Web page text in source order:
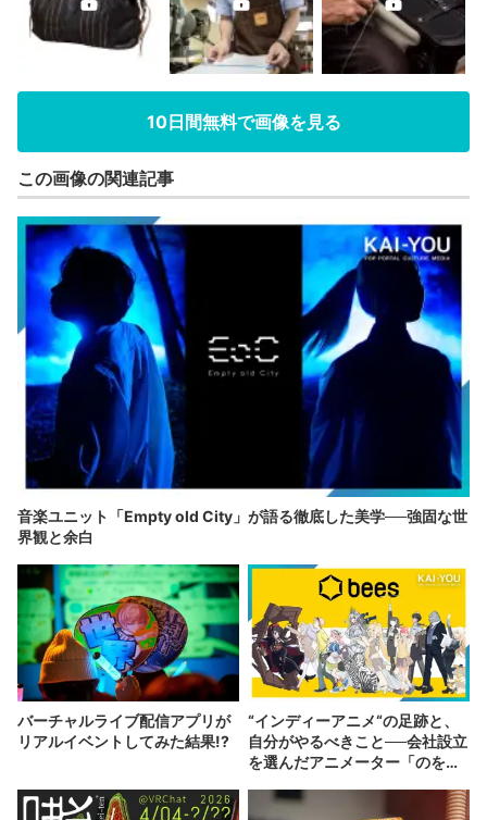
10日間無料で画像を見る
この画像の関連記事
音楽ユニット「Empty old City」が語る徹底した美学──強固な世
界観と余白
バーチャルライブ配信アプリが
リアルイベントしてみた結果!?
“インディーアニメ“の足跡と、
自分がやるべきこと──会社設立
を選んだアニメーター「のを